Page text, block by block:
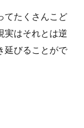
てたくさんこど
実はそれとは逆
延びることがで